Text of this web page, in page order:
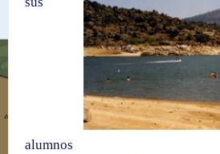
alumnos